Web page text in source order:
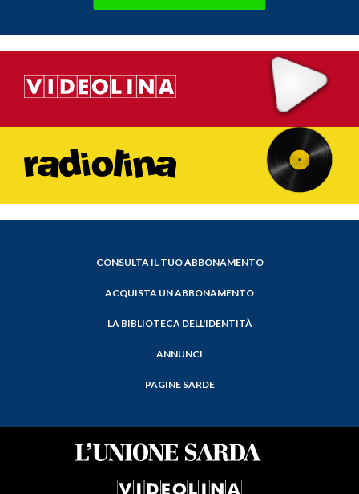
CONSULTA IL TUO ABBONAMENTO
ACQUISTA UN ABBONAMENTO
LA BIBLIOTECA DELL'IDENTITÀ
ANNUNCI
PAGINE SARDE